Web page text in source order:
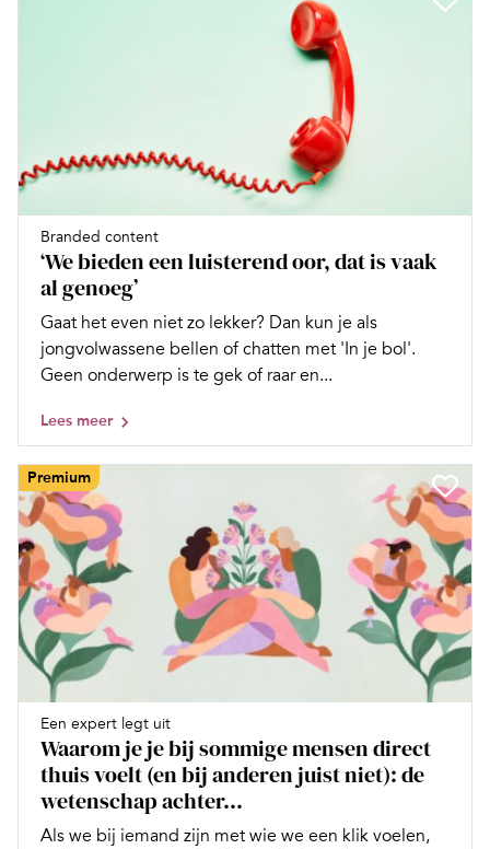
Branded content
‘We bieden een luisterend oor, dat is vaak
al genoeg’
Gaat het even niet zo lekker? Dan kun je als
jongvolwassene bellen of chatten met 'In je bol'.
Geen onderwerp is te gek of raar en...
Lees meer
Premium
Een expert legt uit
Waarom je je bij sommige mensen direct
thuis voelt (en bij anderen juist niet): de
wetenschap achter...
Als we bij iemand zijn met wie we een klik voelen,